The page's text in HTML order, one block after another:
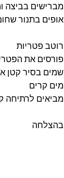
מברישים בביצה
אופים בתנור שחומם מראש ל200
רוטב פטריות
פורסים את
שמים בסיר קטן
מים קרים
מביאים לרתיחה
בהצלחה